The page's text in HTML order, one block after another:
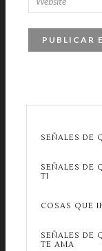
SEÑALES DE
SEÑALES DE
TI
COSAS QUE
SEÑALES DE
TE AMA